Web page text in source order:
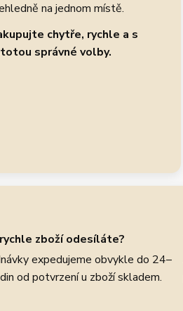
na jednom místě.
chytře, rychle a s
správné volby.
rychle zboží odesíláte?
expedujeme obvykle do 24–
od potvrzení u zboží skladem.